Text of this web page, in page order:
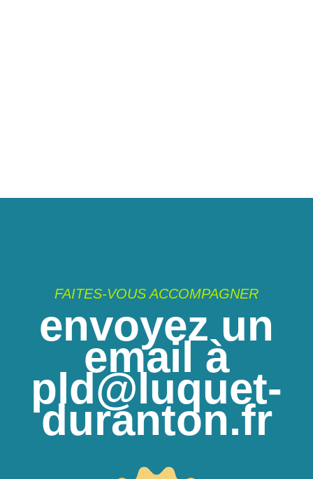
FAITES-VOUS ACCOMPAGNER
envoyez un
email à
pld@luquet-
duranton.fr